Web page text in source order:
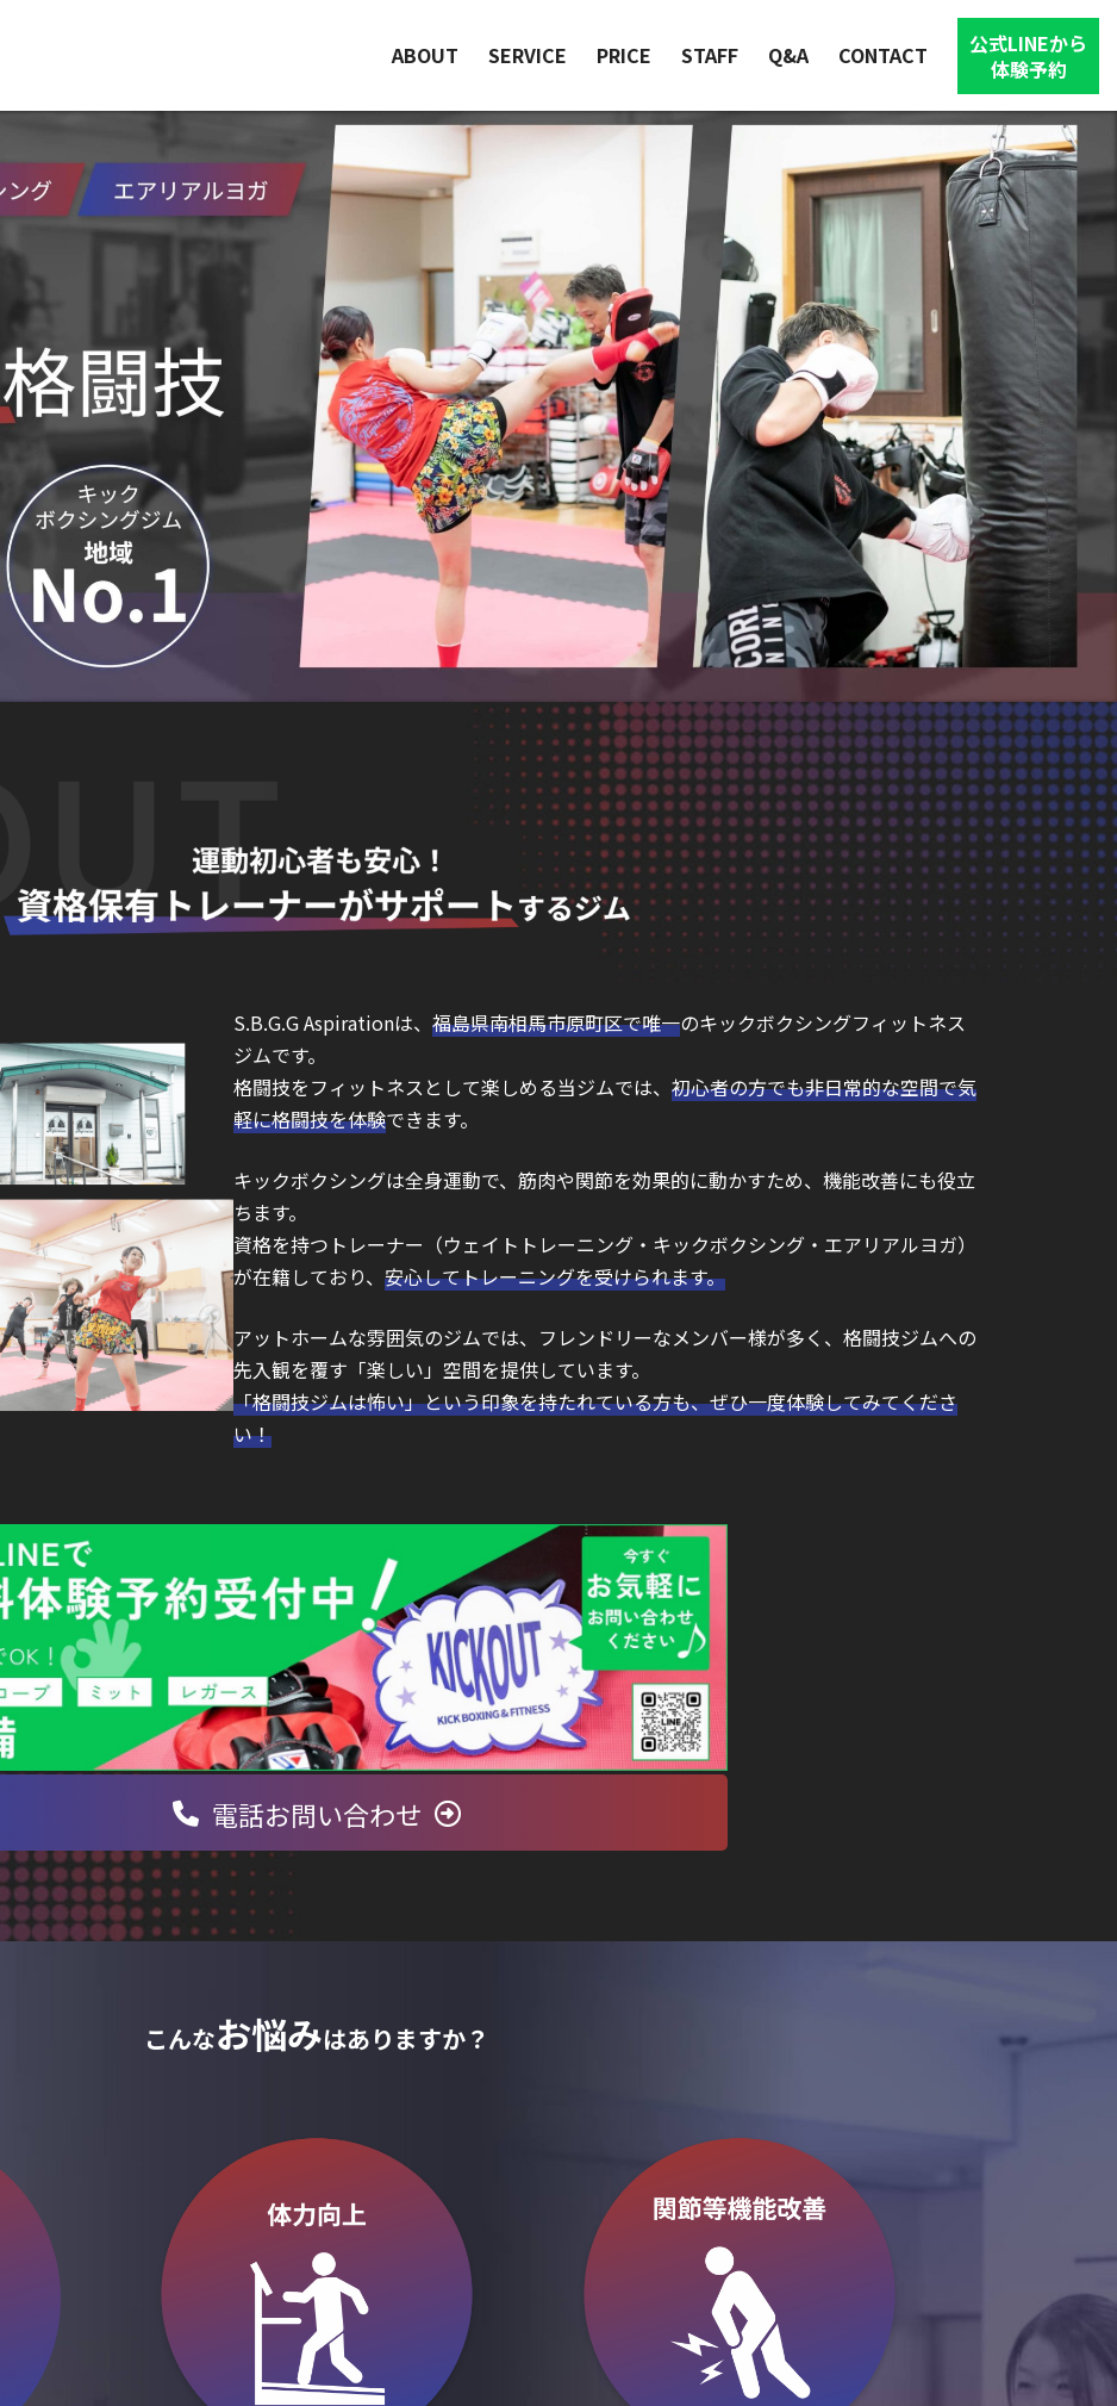
ABOUT SERVICE PRICE STAFF Q&A CONTACT
公式LINEから
体験予約
S.B.G.G Aspirationは、 福島県南相馬市原町区で唯一のキックボクシングフィットネス
ジムです。
格闘技をフィットネスとして楽しめる当ジムでは、 初心者の方でも非日常的な空間で気
軽に格闘技を体験できます。
キックボクシングは全身運動で、筋肉や関節を効果的に動かすため、機能改善にも役立
ちます。
資格を持つトレーナー（ウェイトトレーニング・キックボクシング・エアリアルヨガ）
が在籍しており、 安心してトレーニングを受けられます。
アットホームな雰囲気のジムでは、フレンドリーなメンバー様が多く、格闘技ジムへの
先入観を覆す「楽しい」空間を提供しています。
「格闘技ジムは怖い」という印象を持たれている方も、ぜひ一度体験してみてくださ
い！
電話お問い合わせ
こんなお悩みはありますか？